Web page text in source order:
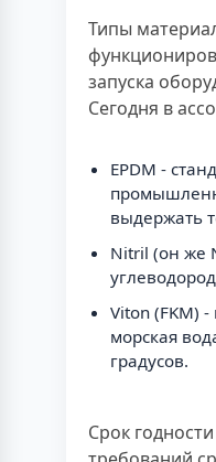
Типы
запуска
Сегодня в
EPDM -
выдержать
Nitril (он же
Viton (FKM)
морская
градусов.
Срок